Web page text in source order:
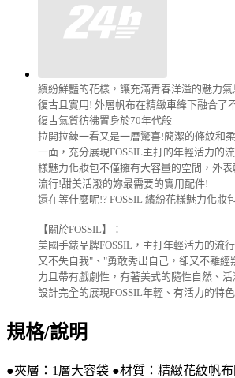
繽紛鮮豔的花樣，讓充滿青春洋溢的魅力氣
復古且實用! 外層帆布在精緻車綘下融合了
復古氣質彷彿置身於70年代般
拉開拉鍊一看又是一層驚喜!簡潔的條紋和
一面，充分展現FOSSIL主打的年輕活力的
樣魅力化妝包不僅擁有大容量的空間，外
流行!甜美活潑的妳最需要的實用配件!
還在等什麼呢!? FOSSIL 繽紛花樣魅力化妝
【關於FOSSIL】：
美國手錶品牌FOSSIL，主打年輕活力的流
又不失自我"、"勇敢秀出自己，卻又不離
力且帶有戲劇性，有著美式的隨性自然、
設計完全的展現FOSSIL年輕、有活力的特色
規格/說明
●夾層：1層大容袋 ●材質：精緻花紋帆